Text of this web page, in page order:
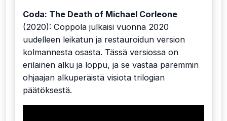
Coda: The Death of Michael Corleone
(2020): Coppola julkaisi vuonna 2020
uudelleen leikatun ja restauroidun version
kolmannesta osasta. Tässä versiossa on
erilainen alku ja loppu, ja se vastaa paremmin
ohjaajan alkuperäistä visiota trilogian
päätöksestä.